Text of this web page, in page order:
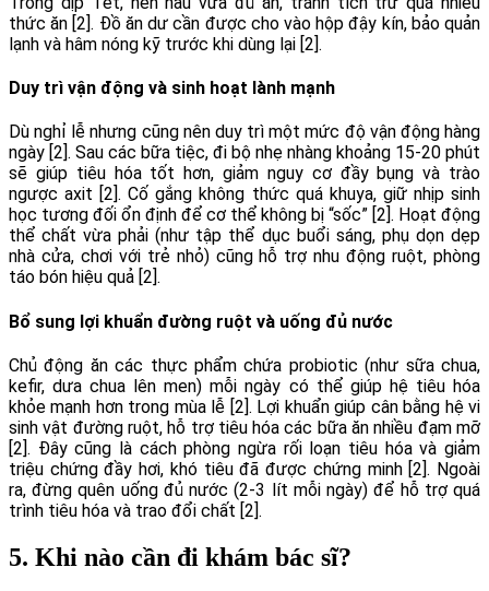
thức ăn [2]. Đồ ăn dư cần được cho vào hộp đậy kín, bảo quản
lạnh và hâm nóng kỹ trước khi dùng lại [2].
Duy trì vận động và sinh hoạt lành mạnh
Dù nghỉ lễ nhưng cũng nên duy trì một mức độ vận động hàng
ngày [2]. Sau các bữa tiệc, đi bộ nhẹ nhàng khoảng 15-20 phút
sẽ giúp tiêu hóa tốt hơn, giảm nguy cơ đầy bụng và trào
ngược axit [2]. Cố gắng không thức quá khuya, giữ nhịp sinh
học tương đối ổn định để cơ thể không bị “sốc” [2]. Hoạt động
thể chất vừa phải (như tập thể dục buổi sáng, phụ dọn dẹp
nhà cửa, chơi với trẻ nhỏ) cũng hỗ trợ nhu động ruột, phòng
táo bón hiệu quả [2].
Bổ sung lợi khuẩn đường ruột và uống đủ nước
Chủ động ăn các thực phẩm chứa probiotic (như sữa chua,
kefir, dưa chua lên men) mỗi ngày có thể giúp hệ tiêu hóa
khỏe mạnh hơn trong mùa lễ [2]. Lợi khuẩn giúp cân bằng hệ vi
sinh vật đường ruột, hỗ trợ tiêu hóa các bữa ăn nhiều đạm mỡ
[2]. Đây cũng là cách phòng ngừa rối loạn tiêu hóa và giảm
triệu chứng đầy hơi, khó tiêu đã được chứng minh [2]. Ngoài
ra, đừng quên uống đủ nước (2-3 lít mỗi ngày) để hỗ trợ quá
trình tiêu hóa và trao đổi chất [2].
5. Khi nào cần đi khám bác sĩ?